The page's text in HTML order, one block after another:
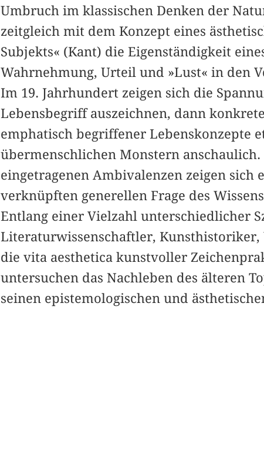
Umbruch im klassischen Denken der
zeitgleich mit dem Konzept eines
Subjekts« (Kant) die Eigenständigkeit
Wahrnehmung, Urteil und »Lust« in den
Im 19. Jahrhundert zeigen sich die
Lebensbegriff auszeichnen, dann
emphatisch begriffener Lebenskonzepte
übermenschlichen Monstern
eingetragenen Ambivalenzen zeigen
verknüpften generellen Frage des
Entlang einer Vielzahl unterschiedlicher
Literaturwissenschaftler,
die vita aesthetica kunstvoller
untersuchen das Nachleben des älteren
seinen epistemologischen und